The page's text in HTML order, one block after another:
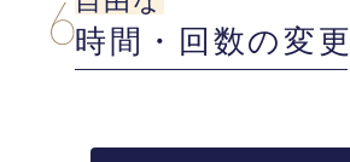
時間・回数の変更